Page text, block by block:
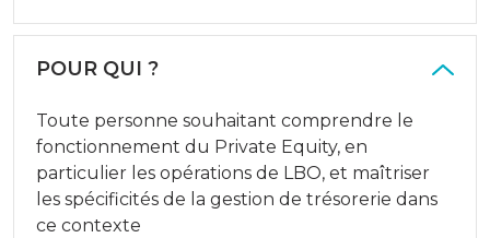
POUR QUI ?
Toute personne souhaitant comprendre le
fonctionnement du Private Equity, en
particulier les opérations de LBO, et maîtriser
les spécificités de la gestion de trésorerie dans
ce contexte